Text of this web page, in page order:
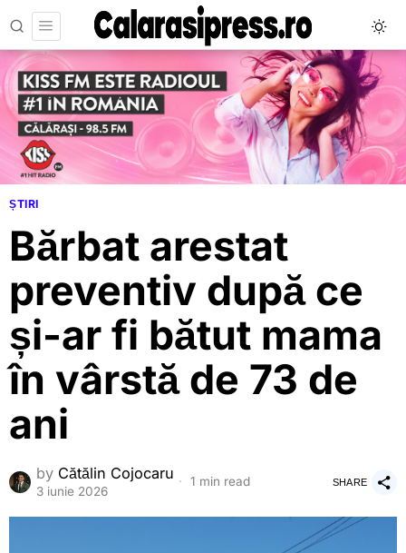
ȘTIRI
Bărbat arestat
preventiv după ce
și-ar fi bătut mama
în vârstă de 73 de
ani
by Cătălin Cojocaru
3 iunie 2026
1 min read SHARE